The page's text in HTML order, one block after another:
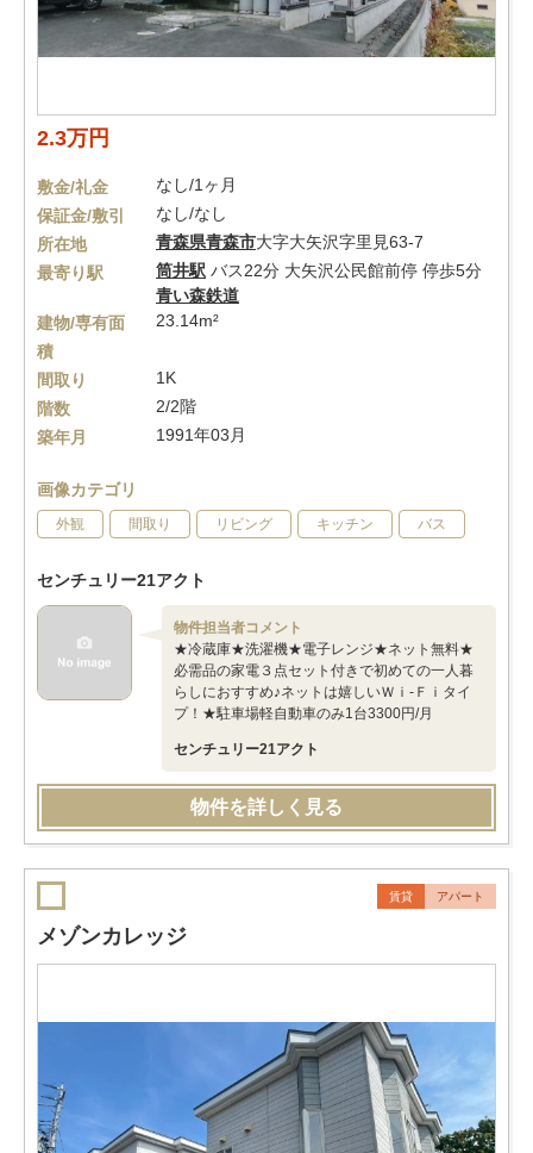
2.3万円
敷金/礼金
なし/1ヶ月
保証金/敷引
なし/なし
所在地
青森県青森市大字大矢沢字里見63-7
最寄り駅
筒井駅 バス22分 大矢沢公民館前停 停歩5分
青い森鉄道
建物/専有面
積
23.14m²
間取り
1K
階数
2/2階
築年月
1991年03月
画像カテゴリ
外観 間取り リビング キッチン バス
センチュリー21アクト
物件担当者コメント
★冷蔵庫★洗濯機★電子レンジ★ネット無料★
必需品の家電３点セット付きで初めての一人暮
らしにおすすめ♪ネットは嬉しいＷｉ-Ｆｉタイ
プ！★駐車場軽自動車のみ1台3300円/月
センチュリー21アクト
物件を詳しく見る
賃貸 アパート
メゾンカレッジ